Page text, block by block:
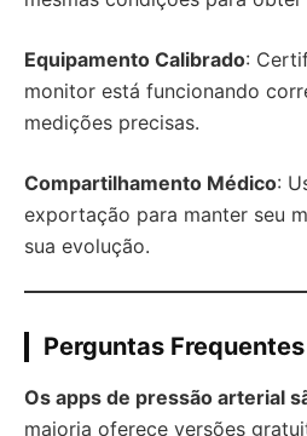
Equipamento Calibrado:
monitor está funcionando
medições precisas.
Compartilhamento Médico:
exportação para manter seu
sua evolução.
Perguntas Frequentes
Os apps de pressão arterial
maioria oferece versões